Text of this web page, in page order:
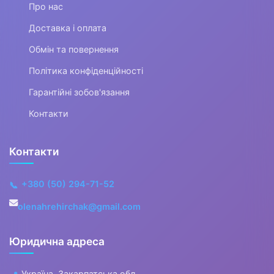
▶
Фітнес та аеробіка
Льодоходи
Лижі
Про нас
Доставка і оплата
Обмін та повернення
Політика конфіденційності
Гарантійні зобов'язання
Контакти
Контакти
📞 +380 (50) 294-71-52
olenahrehirchak@gmail.com
Юридична адреса